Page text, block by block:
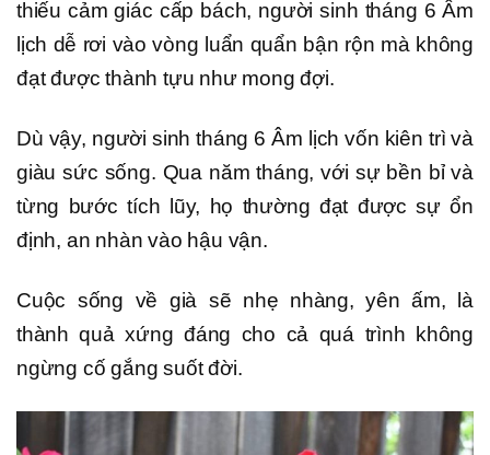
thiếu cảm giác cấp bách, người sinh tháng 6 Âm
lịch dễ rơi vào vòng luẩn quẩn bận rộn mà không
đạt được thành tựu như mong đợi.
Dù vậy, người sinh tháng 6 Âm lịch vốn kiên trì và
giàu sức sống. Qua năm tháng, với sự bền bỉ và
từng bước tích lũy, họ thường đạt được sự ổn
định, an nhàn vào hậu vận.
Cuộc sống về già sẽ nhẹ nhàng, yên ấm, là
thành quả xứng đáng cho cả quá trình không
ngừng cố gắng suốt đời.